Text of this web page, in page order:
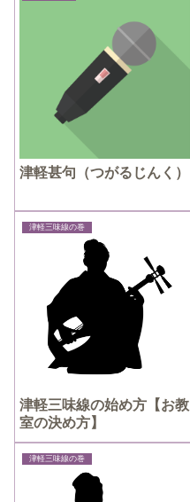
津軽甚句（つがるじんく）
津軽三味線の巻
津軽三味線の始め方【お教
室の決め方】
津軽三味線の巻